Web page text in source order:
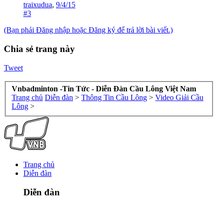
traixudua, 9/4/15
#3
(Bạn phải Đăng nhập hoặc Đăng ký để trả lời bài viết.)
Chia sẻ trang này
Tweet
Vnbadminton -Tin Tức - Diễn Đàn Cầu Lông Việt Nam
Trang chủ Diễn đàn > Thông Tin Cầu Lông > Video Giải Cầu
Lông >
Trang chủ
Diễn đàn
Diễn đàn